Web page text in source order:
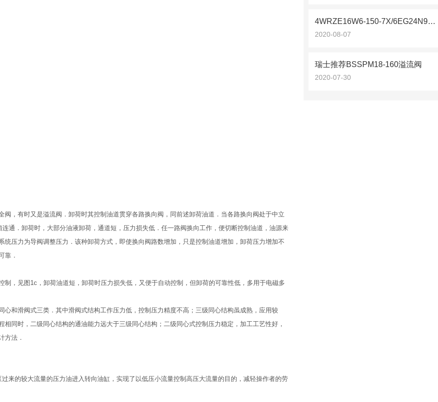
，有时又是溢流阀．卸荷时其控制油道贯穿各路换向阀，同前述卸荷油道．当各路换向阀处于中立
通．卸荷时，大部分油液卸荷，通道短，压力损失低．任一路阀换向工作，便切断控制油道，油源来
压力为导阀调整压力．该种卸荷方式，即使换向阀路数增加，只是控制油道增加，卸荷压力增加不
靠．
，见图1c，卸荷油道短，卸荷时压力损失低，又便于自动控制，但卸荷的可靠性低，多用于电磁多
和滑阀式三类．其中滑阀式结构工作压力低，控制压力精度不高；三级同心结构虽成熟，应用较
同时，二级同心结构的通油能力远大于三级同心结构；二级同心式控制压力稳定，加工工艺性好，
方法．
来的较大流量的压力油进入转向油缸，实现了以低压小流量控制高压大流量的目的，减轻操作者的劳
4WRZE16W6-150-7X/6EG24N9K31/F1D3M原装
2020-08-07
瑞士推荐BSSPM18-160溢流阀
2020-07-30